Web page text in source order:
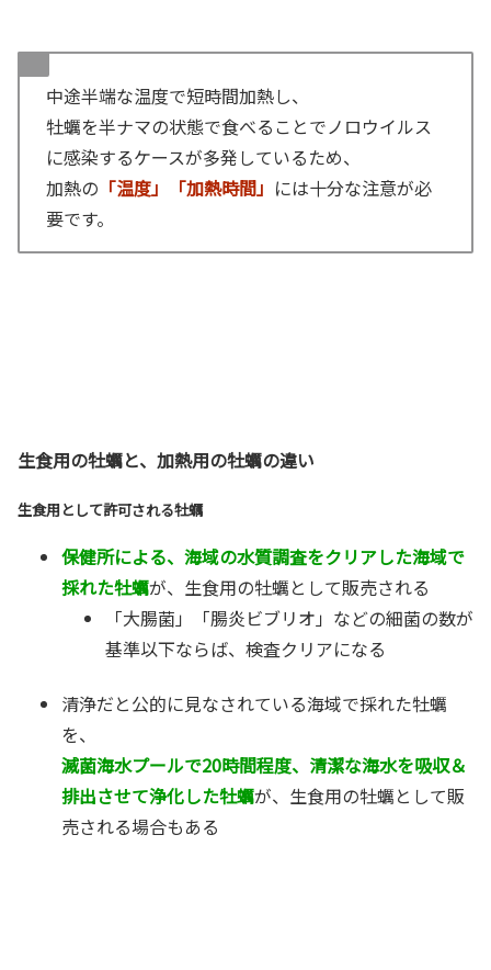
中途半端な温度で短時間加熱し、
牡蠣を半ナマの状態で食べることでノロウイルス
に感染するケースが多発しているため、
加熱の 「温度」「加熱時間」 には十分な注意が必
要です。
生食用の牡蠣と、加熱用の牡蠣の違い
生食用として許可される牡蠣
保健所による、海域の水質調査をクリアした海域で
採れた牡蠣が、生食用の牡蠣として販売される
「大腸菌」「腸炎ビブリオ」などの細菌の数が
基準以下ならば、検査クリアになる
清浄だと公的に見なされている海域で採れた牡蠣
を、
滅菌海水プールで20時間程度、清潔な海水を吸収＆
排出させて浄化した牡蠣が、生食用の牡蠣として販
売される場合もある